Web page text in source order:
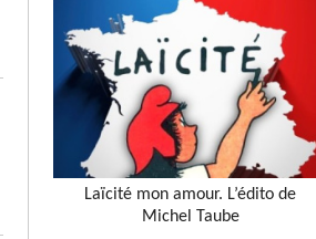
Laïcité mon amour. L’édito de
Michel Taube